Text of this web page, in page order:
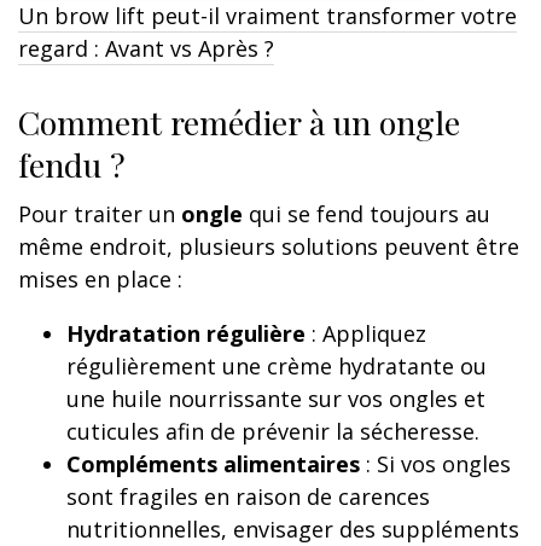
Un brow lift peut-il vraiment transformer votre
regard : Avant vs Après ?
Comment remédier à un ongle
fendu ?
Pour traiter un ongle qui se fend toujours au
même endroit, plusieurs solutions peuvent être
mises en place :
Hydratation régulière : Appliquez
régulièrement une crème hydratante ou
une huile nourrissante sur vos ongles et
cuticules afin de prévenir la sécheresse.
Compléments alimentaires : Si vos ongles
sont fragiles en raison de carences
nutritionnelles, envisager des suppléments